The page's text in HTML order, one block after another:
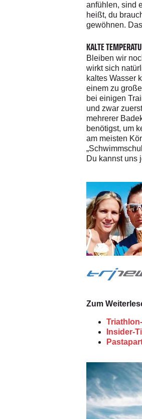
anfühlen, sind
heißt, du
gewöhnen.
KALTE
Bleiben wir
wirkt sich
kaltes Wasser
einem zu
bei einigen
und zwar
mehrerer
benötigst, um
am meisten
Du kannst uns
Zum
Insider-